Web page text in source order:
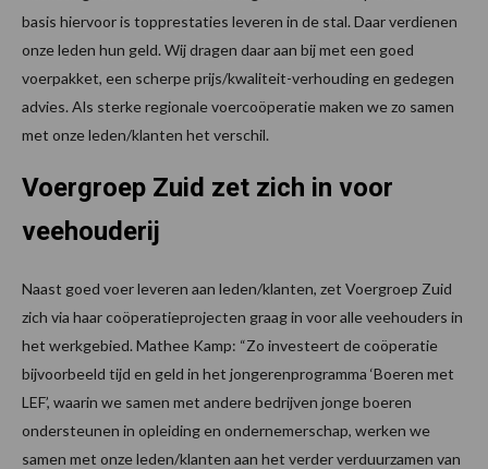
basis hiervoor is topprestaties leveren in de stal. Daar verdienen
onze leden hun geld. Wij dragen daar aan bij met een goed
voerpakket, een scherpe prijs/kwaliteit-verhouding en gedegen
advies. Als sterke regionale voercoöperatie maken we zo samen
met onze leden/klanten het verschil.
Voergroep Zuid zet zich in voor
veehouderij
Naast goed voer leveren aan leden/klanten, zet Voergroep Zuid
zich via haar coöperatieprojecten graag in voor alle veehouders in
het werkgebied. Mathee Kamp: “Zo investeert de coöperatie
bijvoorbeeld tijd en geld in het jongerenprogramma ‘Boeren met
LEF’, waarin we samen met andere bedrijven jonge boeren
ondersteunen in opleiding en ondernemerschap, werken we
samen met onze leden/klanten aan het verder verduurzamen van